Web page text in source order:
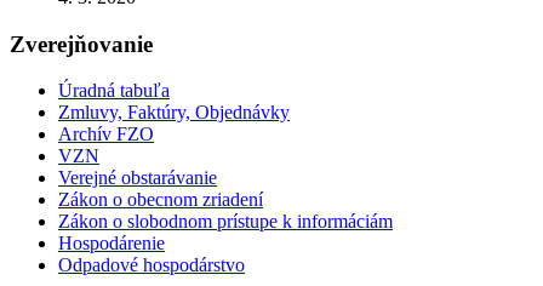
Zverejňovanie
Úradná tabuľa
Zmluvy, Faktúry, Objednávky
Archív FZO
VZN
Verejné obstarávanie
Zákon o obecnom zriadení
Zákon o slobodnom prístupe k informáciám
Hospodárenie
Odpadové hospodárstvo